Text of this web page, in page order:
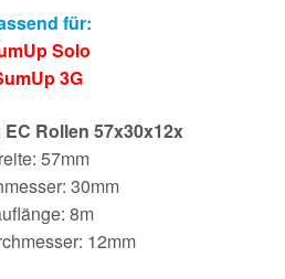
für:
Solo
3G
EC Rollen 57x30x12x
57mm
30mm
8m
12mm